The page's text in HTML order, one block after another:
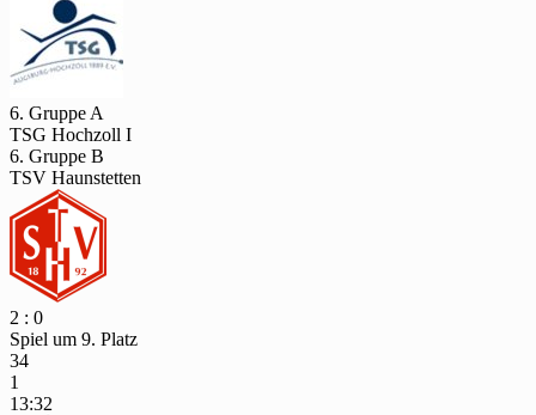
6. Gruppe A
TSG Hochzoll I
6. Gruppe B
TSV Haunstetten
2 : 0
Spiel um 9. Platz
34
1
13:32